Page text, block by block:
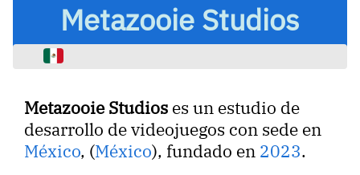
Metazooie Studios
Metazooie Studios es un estudio de
desarrollo de videojuegos con sede en
México, (México), fundado en 2023.